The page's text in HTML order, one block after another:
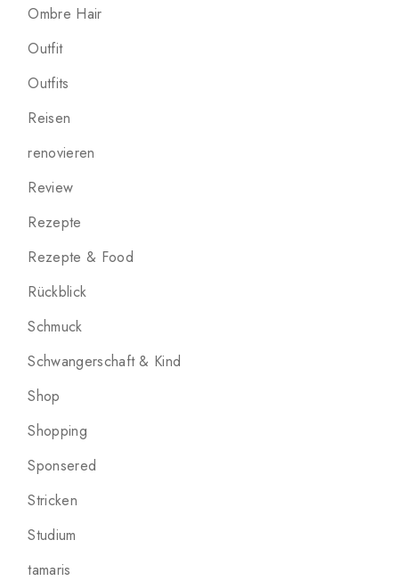
Ombre Hair
Outfit
Outfits
Reisen
renovieren
Review
Rezepte
Rezepte & Food
Rückblick
Schmuck
Schwangerschaft & Kind
Shop
Shopping
Sponsered
Stricken
Studium
tamaris